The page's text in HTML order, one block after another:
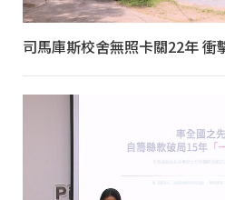
司馬庫斯校舍無照卡關22年 衝